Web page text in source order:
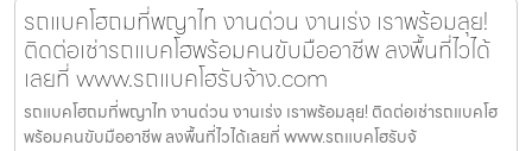
รถแบคโฮถมที่พญาไท งานด่วน งานเร่ง เราพร้อมลุย!
ติดต่อเช่ารถแบคโฮพร้อมคนขับมืออาชีพ ลงพื้นที่ไวได้
เลยที่ www.รถแบคโฮรับจ้าง.com
รถแบคโฮถมที่พญาไท งานด่วน งานเร่ง เราพร้อมลุย! ติดต่อเช่ารถแบคโฮ
พร้อมคนขับมืออาชีพ ลงพื้นที่ไวได้เลยที่ www.รถแบคโฮรับจ้